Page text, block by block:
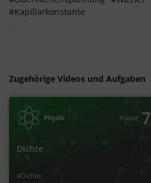
#Kapillarkonstante
Zugehörige Videos und Aufgaben
Physik Klasse 7
Dichte
#Dichte